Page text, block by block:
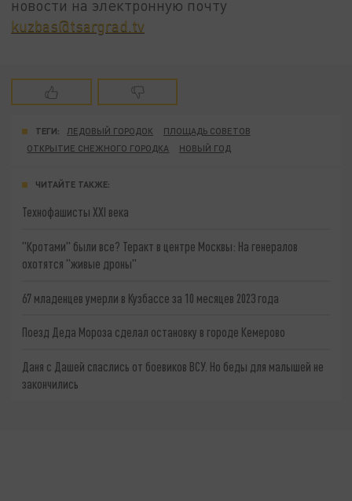
новости на электронную почту
kuzbas@tsargrad.tv
ТЕГИ: ЛЕДОВЫЙ ГОРОДОК
ПЛОЩАДЬ СОВЕТОВ
ОТКРЫТИЕ СНЕЖНОГО ГОРОДКА
НОВЫЙ ГОД
ЧИТАЙТЕ ТАКЖЕ:
Технофашисты XXI века
"Кротами" были все? Теракт в центре Москвы: На генералов
охотятся "живые дроны"
67 младенцев умерли в Кузбассе за 10 месяцев 2023 года
Поезд Деда Мороза сделал остановку в городе Кемерово
Даня с Дашей спаслись от боевиков ВСУ. Но беды для малышей не
закончились